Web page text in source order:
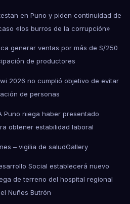
en Puno y piden continuidad de
«los burros de la corrupción»
generar ventas por más de S/250
de productores
2026 no cumplió objetivo de evitar
de personas
Puno niega haber presentado
obtener estabilidad laboral
– vigilia de saludGallery
Social establecerá nuevo
de terreno del hospital regional
Nuñes Butrón